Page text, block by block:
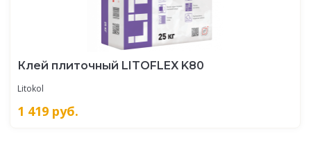
Клей плиточный LITOFLEX K80
Litokol
1 419 руб.